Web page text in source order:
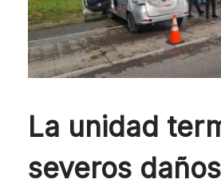
La unidad
severos